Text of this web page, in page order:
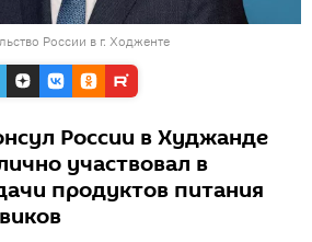
России в г. Ходженте
России в Худжанде
участвовал в
продуктов питания